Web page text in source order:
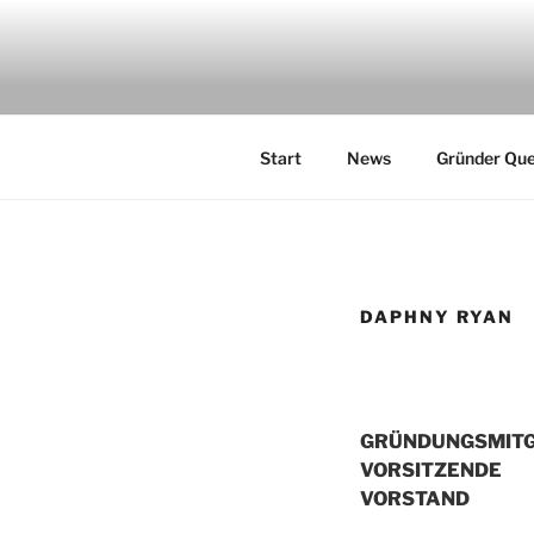
UNITED
Start News Gründer
DAPHNY RYAN
VORSITZENDE
VORSTAND